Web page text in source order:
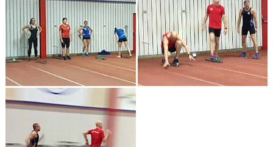
KONTAKT
LÄNKAR
INTERNA TÄVLINGAR
GIFT GENARPS IF TRAIL 2026
ANMÄLAN TILL LÖPGRUPPEN